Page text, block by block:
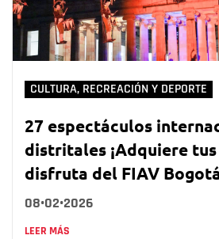
CULTURA, RECREACIÓN Y DEPORTE
27 espectáculos
distritales ¡Adquiere
disfruta del FIAV
08•02•2026
LEER MÁS